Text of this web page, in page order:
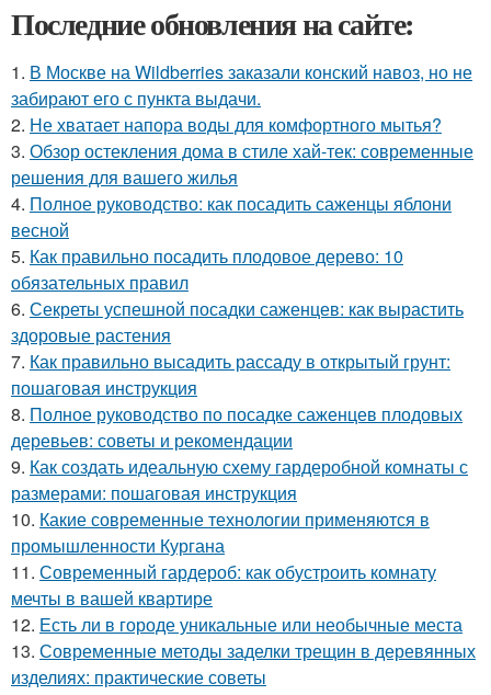
Последние обновления на сайте:
1. В Москве на Wildberries заказали конский навоз, но не
забирают его с пункта выдачи.
2. Не хватает напора воды для комфортного мытья?
3. Обзор остекления дома в стиле хай-тек: современные
решения для вашего жилья
4. Полное руководство: как посадить саженцы яблони
весной
5. Как правильно посадить плодовое дерево: 10
обязательных правил
6. Секреты успешной посадки саженцев: как вырастить
здоровые растения
7. Как правильно высадить рассаду в открытый грунт:
пошаговая инструкция
8. Полное руководство по посадке саженцев плодовых
деревьев: советы и рекомендации
9. Как создать идеальную схему гардеробной комнаты с
размерами: пошаговая инструкция
10. Какие современные технологии применяются в
промышленности Кургана
11. Современный гардероб: как обустроить комнату
мечты в вашей квартире
12. Есть ли в городе уникальные или необычные места
13. Современные методы заделки трещин в деревянных
изделиях: практические советы